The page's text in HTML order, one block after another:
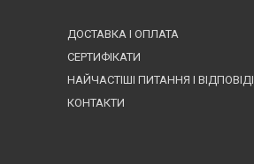
ДОСТАВКА І ОПЛАТА
СЕРТИФІКАТИ
НАЙЧАСТІШІ ПИТАННЯ І ВІДПОВІДІ
КОНТАКТИ